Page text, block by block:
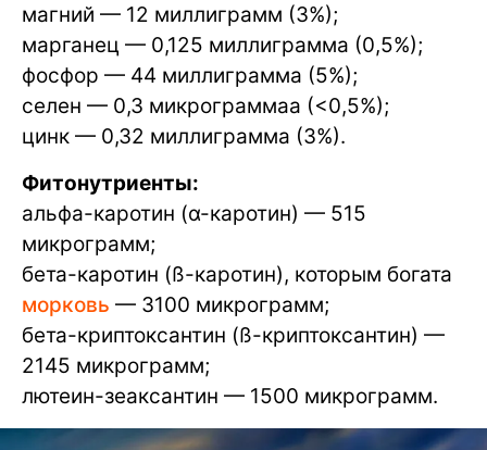
магний — 12 миллиграмм (3%);
марганец — 0,125 миллиграмма (0,5%);
фосфор — 44 миллиграмма (5%);
селен — 0,3 микрограммаа (<0,5%);
цинк — 0,32 миллиграмма (3%).
Фитонутриенты:
альфа-каротин (α-каротин) — 515
микрограмм;
бета-каротин (ß-каротин), которым богата
морковь — 3100 микрограмм;
бета-криптоксантин (ß-криптоксантин) —
2145 микрограмм;
лютеин-зеаксантин — 1500 микрограмм.